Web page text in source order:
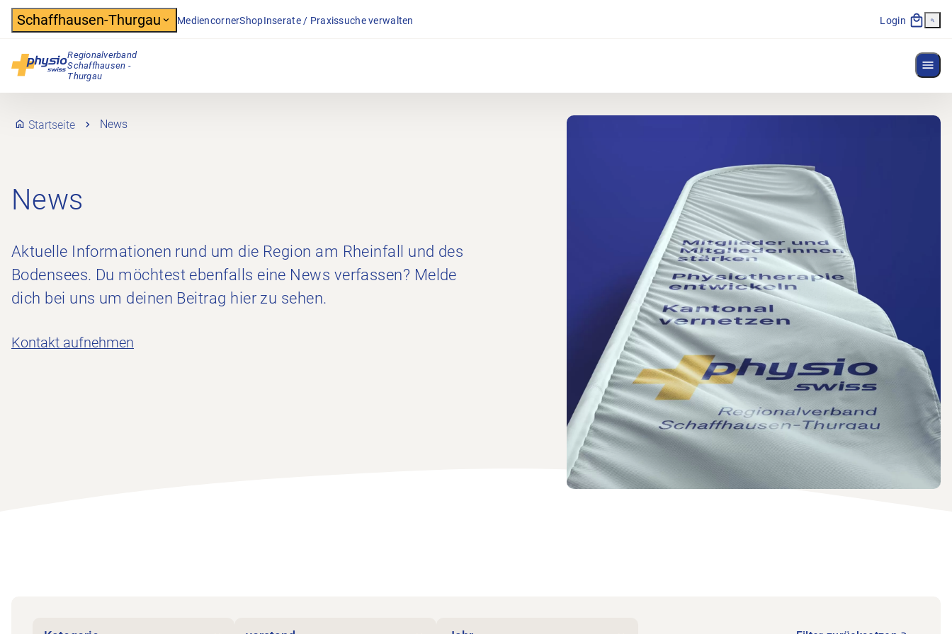
Header
Schaffhausen-Thurgau MediencornerShopInserate / Praxissuche verwalten Login
Regionalverband
Schaffhausen -
Thurgau
Hauptnavigation
Startseite News
News
Aktuelle Informationen rund um die Region am Rheinfall und des
Bodensees. Du möchtest ebenfalls eine News verfassen? Melde
dich bei uns um deinen Beitrag hier zu sehen.
Kontakt aufnehmen